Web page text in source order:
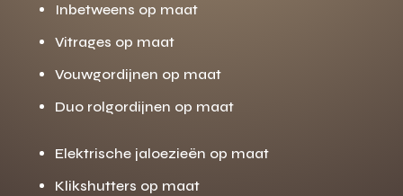
Inbetweens op maat
Vitrages op maat
Vouwgordijnen op maat
Duo rolgordijnen op maat
Elektrische jaloezieën op maat
Klikshutters op maat